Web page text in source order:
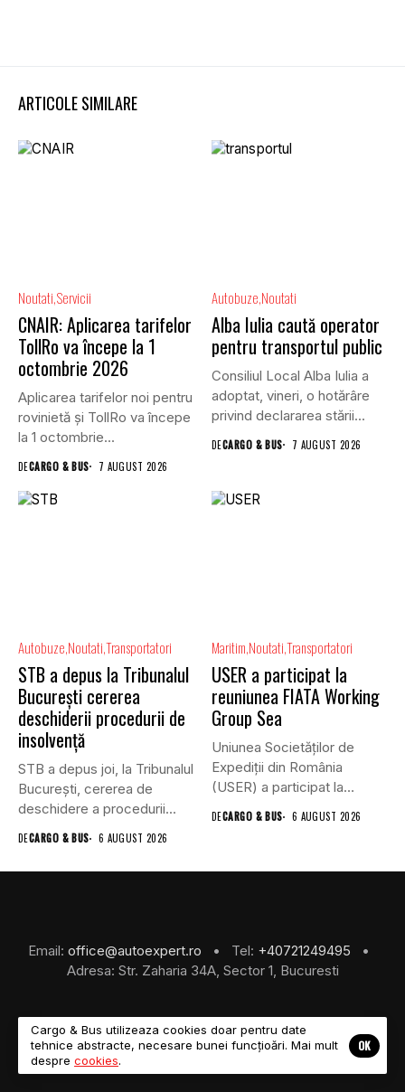
ARTICOLE SIMILARE
Noutati Servicii
CNAIR: Aplicarea tarifelor
TollRo va începe la 1
octombrie 2026
Aplicarea tarifelor noi pentru
rovinietă și TollRo va începe
la 1 octombrie...
DECARGO & BUS 7 AUGUST 2026
Autobuze Noutati
Alba Iulia caută operator
pentru transportul public
Consiliul Local Alba Iulia a
adoptat, vineri, o hotărâre
privind declararea stării...
DECARGO & BUS 7 AUGUST 2026
Autobuze NoutatiTransportatori
STB a depus la Tribunalul
București cererea
deschiderii procedurii de
insolvență
STB a depus joi, la Tribunalul
Bucureşti, cererea de
deschidere a procedurii...
DECARGO & BUS 6 AUGUST 2026
Maritim NoutatiTransportatori
USER a participat la
reuniunea FIATA Working
Group Sea
Uniunea Societăților de
Expediții din România
(USER) a participat la
reuniunea online...
DECARGO & BUS 6 AUGUST 2026
Email: office@autoexpert.ro • Tel: +40721249495
•
Adresa: Str. Zaharia 34A, Sector 1, Bucuresti
©2026 Cargo & Bus
Cargo & Bus utilizeaza cookies doar pentru date
tehnice abstracte, necesare bunei funcțioări. Mai mult
despre cookies.
OK